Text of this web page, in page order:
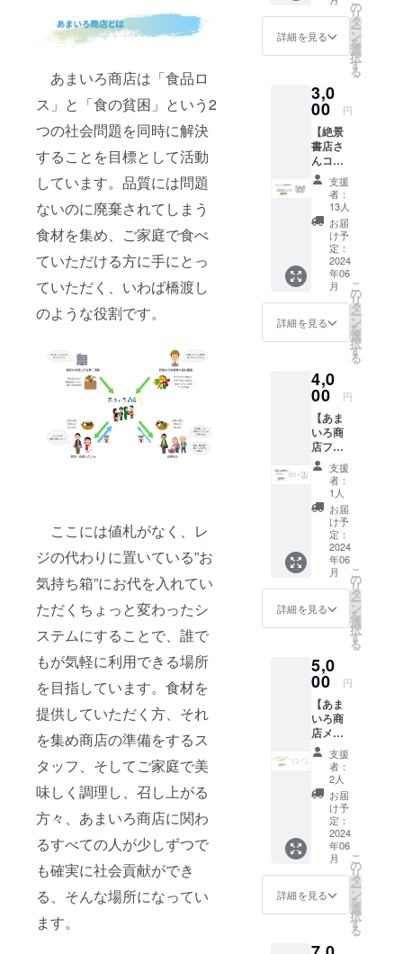
あまいろ商店は「食品ロ
ス」と「食の貧困」という2
つの社会問題を同時に解決
することを目標として活動
しています。品質には問題
ないのに廃棄されてしまう
食材を集め、ご家庭で食べ
ていただける方に手にとっ
ていただく、いわば橋渡し
のような役割です。
ここには値札がなく、レ
ジの代わりに置いている”お
気持ち箱”にお代を入れてい
ただくちょっと変わったシ
ステムにすることで、誰で
もが気軽に利用できる場所
を目指しています。食材を
提供していただく方、それ
を集め商店の準備をするス
タッフ、そしてご家庭で美
味しく調理し、召し上がる
方々、あまいろ商店に関わ
るすべての人が少しずつで
も確実に社会貢献ができ
る、そんな場所になってい
ます。
ターン
はお礼
メール
と活動
込めて
お送り
いたし
ます。
活動報
告書は
店舗の
様子や
これま
での活
動様子
の写
真、支
援金の
使い道
などの
コンテ
す。 内
容：お
ルと活
動報告
書
詳細を見る
の
リ
タ
ー
ン
を
選
択
す
る
3,0
00 円
【絶景
書店さ
んコラ
ボ！オ
リジナ
ルス
テッ
カー】
別府市
で活動
中の
「絶景
書店」
さんと
のコラ
たオリ
ジナル
ステッ
カーを
心を込
めてお
送りい
たしま
す！ ※
ランダ
ムで封
入する
ため、
柄は選
べませ
ん。 内
容：お
書、絶
景書店
のコラ
ボス
テッ
カー
支援
者：
13人
お届
け予
定：
2024
年06
月
詳細を見る
こ
の
リ
タ
ー
ン
を
選
択
す
る
4,0
00 円
【あま
いろ商
店ファ
ン（シ
ル
バー）
】 あま
いろ商
店を全
力で応
援！リ
ターン
はお礼
メール
と活動
込めて
お送り
いたし
ます。
活動報
告書は
店舗の
様子や
これま
での活
動様子
の写
真、支
援金の
使い道
などの
コンテ
支援
者：
1人
お届
け予
定：
2024
年06
月
詳細を見る
こ
の
リ
タ
ー
ン
を
選
択
す
る
5,0
00 円
【あま
いろ商
店メン
バーが
デザイ
ン！ハ
ンカ
チ】 あ
まいろ
商店の
メン
バーが
デザイ
ンした
オリジ
を、心
支援
者：
2人
お届
け予
定：
2024
年06
月
詳細を見る
こ
の
リ
タ
ー
ン
を
選
択
す
る